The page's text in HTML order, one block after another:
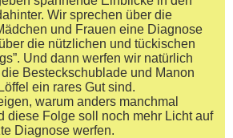
Wir sprechen über die
und Frauen eine Diagnose
die nützlichen und tückischen
Und dann werfen wir natürlich
Besteckschublade und Manon
ein rares Gut sind.
warum anders manchmal
diese Folge soll noch mehr Licht auf
Diagnose werfen.